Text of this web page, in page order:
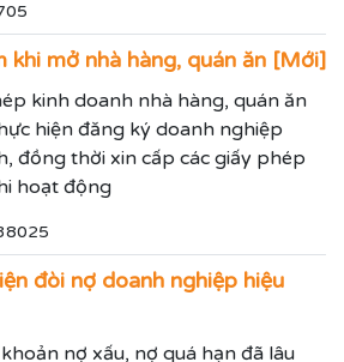
khi mở nhà hàng, quán ăn [Mới]
kinh doanh nhà hàng, quán ăn
hiện đăng ký doanh nghiệp
đồng thời xin cấp các giấy phép
hoạt động
đòi nợ doanh nghiệp hiệu
nợ xấu, nợ quá hạn đã lâu